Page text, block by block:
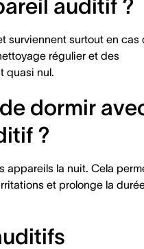
auditif ?
surviennent surtout en cas
régulier et des
quasi nul.
dormir
?
appareils la nuit. Cela
et prolonge la